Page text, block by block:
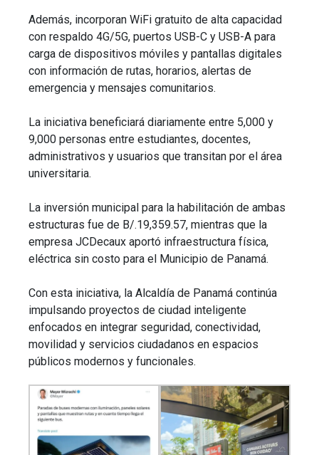
Además, incorporan WiFi gratuito de alta capacidad
con respaldo 4G/5G, puertos USB-C y USB-A para
carga de dispositivos móviles y pantallas digitales
con información de rutas, horarios, alertas de
emergencia y mensajes comunitarios.
La iniciativa beneficiará diariamente entre 5,000 y
9,000 personas entre estudiantes, docentes,
administrativos y usuarios que transitan por el área
universitaria.
La inversión municipal para la habilitación de ambas
estructuras fue de B/.19,359.57, mientras que la
empresa JCDecaux aportó infraestructura física,
eléctrica sin costo para el Municipio de Panamá.
Con esta iniciativa, la Alcaldía de Panamá continúa
impulsando proyectos de ciudad inteligente
enfocados en integrar seguridad, conectividad,
movilidad y servicios ciudadanos en espacios
públicos modernos y funcionales.